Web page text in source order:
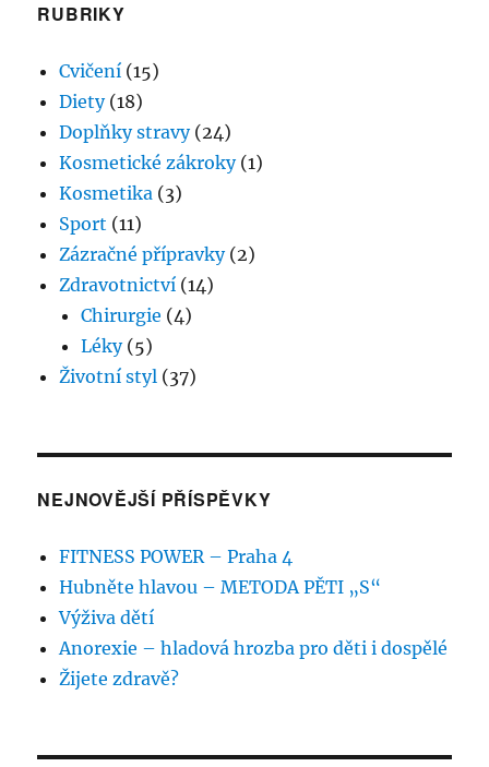
RUBRIKY
Cvičení (15)
Diety(18)
Doplňky stravy(24)
Kosmetické zákroky(1)
Kosmetika (3)
Sport (11)
Zázračné přípravky(2)
Zdravotnictví (14)
Chirurgie (4)
Léky(5)
Životní styl (37)
NEJNOVĚJŠÍ PŘÍSPĚVKY
FITNESS POWER – Praha 4
Hubněte hlavou – METODA PĚTI „S“
Výživa dětí
Anorexie – hladová hrozba pro děti i dospělé
Žijete zdravě?